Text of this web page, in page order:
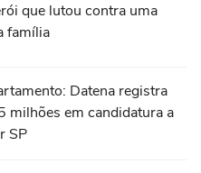
que lutou contra uma
família
Datena registra
milhões em candidatura a
SP